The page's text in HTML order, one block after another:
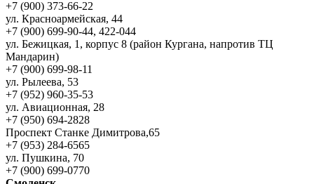
+7 (900) 373-66-22
ул. Красноармейская, 44
+7 (900) 699-90-44, 422-044
ул. Бежицкая, 1, корпус 8 (район Кургана, напротив ТЦ
Мандарин)
+7 (900) 699-98-11
ул. Рылеева, 53
+7 (952) 960-35-53
ул. Авиационная, 28
+7 (950) 694-2828
Проспект Станке Димитрова,65
+7 (953) 284-6565
ул. Пушкина, 70
+7 (900) 699-0770